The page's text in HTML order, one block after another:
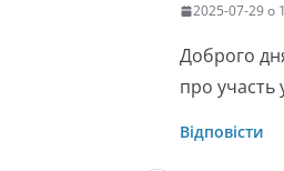
2025-07-29 о
Доброго
про участь
Відповісти